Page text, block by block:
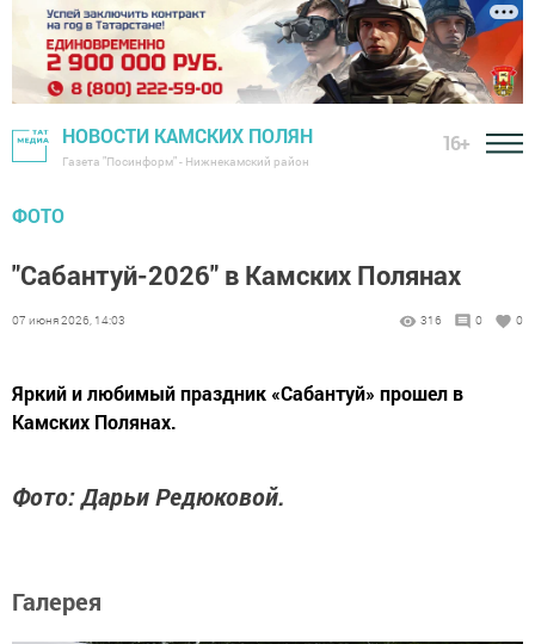
НОВОСТИ КАМСКИХ ПОЛЯН
Газета "Посинформ" - Нижнекамский район
16+
ФОТО
"Сабантуй-2026" в Камских Полянах
07 июня 2026, 14:03 316 0 0
Яркий и любимый праздник «Сабантуй» прошел в
Камских Полянах.
Фото: Дарьи Редюковой.
Галерея